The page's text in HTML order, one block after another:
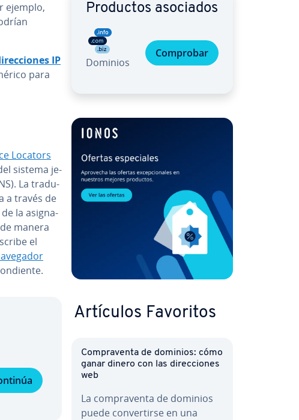
ejemplo,
IP
para
Locators
sistema je­
La tra­du­
a través de
de la asi­g­na­
manera
el
Productos asociados
Dominios
Comprobar
Artículos Favoritos
Co­m­pra­ve­n­ta de dominios: cómo
ganar dinero con las di­re­c­cio­nes
web
La co­m­pra­ve­n­ta de dominios
puede co­n­ve­r­ti­r­se en una